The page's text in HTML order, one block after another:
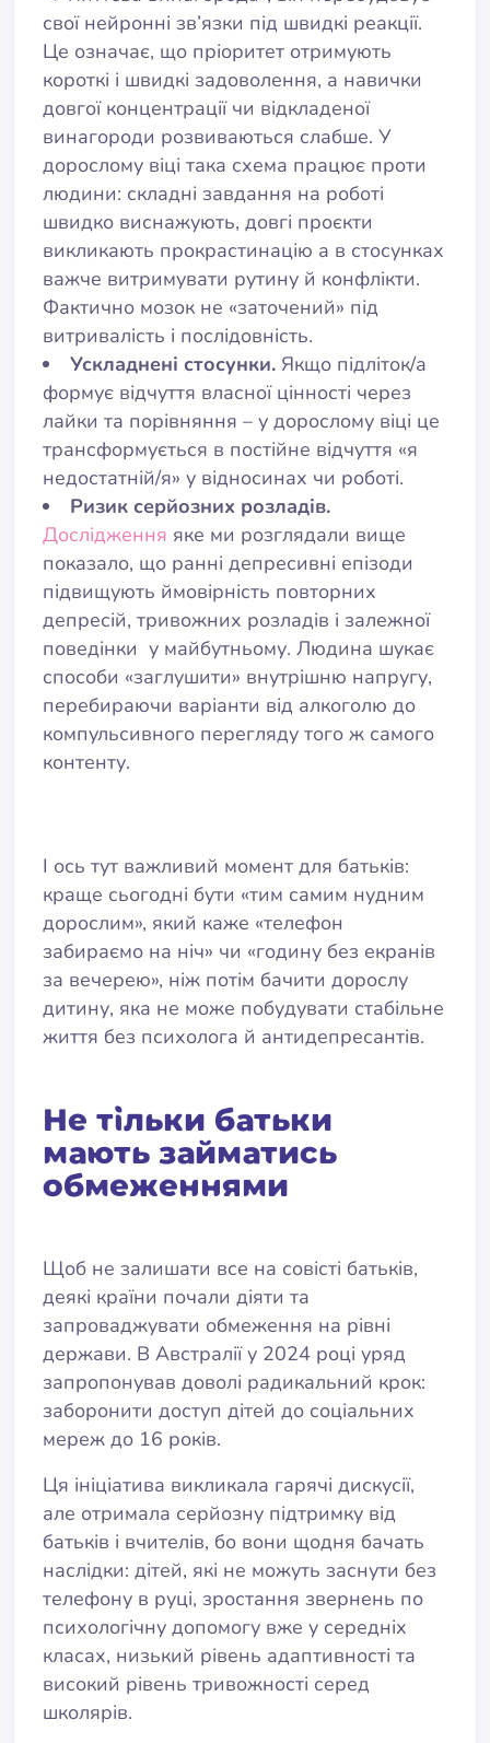
свої нейронні зв’язки під швидкі реакції.
Це означає, що пріоритет отримують
короткі і швидкі задоволення, а навички
довгої концентрації чи відкладеної
винагороди розвиваються слабше. У
дорослому віці така схема працює проти
людини: складні завдання на роботі
швидко виснажують, довгі проєкти
викликають прокрастинацію а в стосунках
важче витримувати рутину й конфлікти.
Фактично мозок не «заточений» під
витривалість і послідовність.
Ускладнені стосунки. Якщо підліток/а
формує відчуття власної цінності через
лайки та порівняння – у дорослому віці це
трансформується в постійне відчуття «я
недостатній/я» у відносинах чи роботі.
Ризик серйозних розладів.
Дослідження яке ми розглядали вище
показало, що ранні депресивні епізоди
підвищують ймовірність повторних
депресій, тривожних розладів і залежної
поведінки у майбутньому. Людина шукає
способи «заглушити» внутрішню напругу,
перебираючи варіанти від алкоголю до
компульсивного перегляду того ж самого
контенту.
І ось тут важливий момент для батьків:
краще сьогодні бути «тим самим нудним
дорослим», який каже «телефон
забираємо на ніч» чи «годину без екранів
за вечерею», ніж потім бачити дорослу
дитину, яка не може побудувати стабільне
життя без психолога й антидепресантів.
Не тільки батьки
мають займатись
обмеженнями
Щоб не залишати все на совісті батьків,
деякі країни почали діяти та
запроваджувати обмеження на рівні
держави. В Австралії у 2024 році уряд
запропонував доволі радикальний крок:
заборонити доступ дітей до соціальних
мереж до 16 років.
Ця ініціатива викликала гарячі дискусії,
але отримала серйозну підтримку від
батьків і вчителів, бо вони щодня бачать
наслідки: дітей, які не можуть заснути без
телефону в руці, зростання звернень по
психологічну допомогу вже у середніх
класах, низький рівень адаптивності та
високий рівень тривожності серед
школярів.